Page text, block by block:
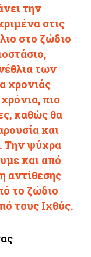
την
στις
στο ζώδιο
των
χρονιάς
πιο
καθώς θα
και
Την ψύχρα
και από
αντίθεσης
το ζώδιο
τους Ιχθύς.